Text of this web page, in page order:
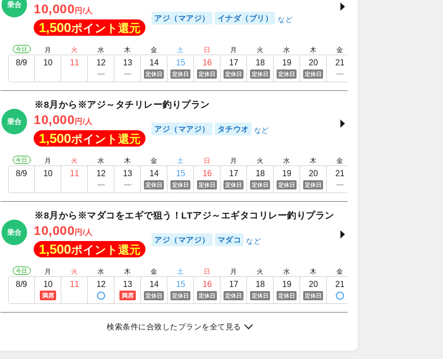
乗合 10,000 円/人
1,500ポイント還元
アジ（マアジ） イナダ（ブリ）
今日
8/9
月
10
火
11
水
12
木
13
金
14
定休日
土
15
定休日
日
16
定休日
月
17
定休日
火
18
定休日
水
19
定休日
木
20
定休日
金
21
乗合
※8月から※アジ～タチリレー釣りプラン
10,000 円/人
1,500ポイント還元
アジ（マアジ） タチウオ
今日
8/9
月
10
火
11
水
12
木
13
金
14
定休日
土
15
定休日
日
16
定休日
月
17
定休日
火
18
定休日
水
19
定休日
木
20
定休日
金
21
乗合
※8月から※マダコをエギで狙う！LTアジ～エギタコリレー釣りプラン
10,000 円/人
1,500ポイント還元
アジ（マアジ） マダコ
今日
8/9
月
10
満席
火
11
水
12
木
13
満席
金
14
定休日
土
15
定休日
日
16
定休日
月
17
定休日
火
18
定休日
水
19
定休日
木
20
定休日
金
21
検索条件に合致したプランを全て見る